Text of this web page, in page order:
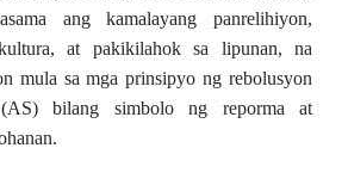
ang kamalayang panrelihiyon,
at pakikilahok sa lipunan, na
mula sa mga prinsipyo ng rebolusyon
bilang simbolo ng reporma at